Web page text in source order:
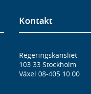
Kontakt
Regeringskansliet
103 33 Stockholm
Växel 08-405 10 00